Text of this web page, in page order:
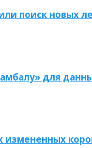
поиск новых
для
измененных